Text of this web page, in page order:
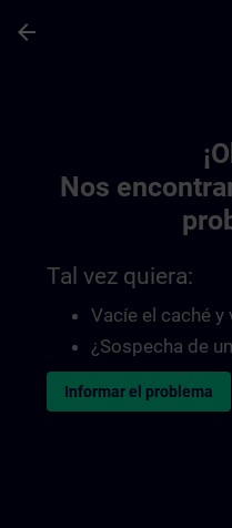
arrow_back
Nos
Tal vez quiera:
Vacíe el caché y
¿Sospecha de
Informar el problema